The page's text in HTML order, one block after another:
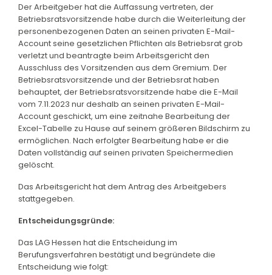
Der Arbeitgeber hat die Auffassung vertreten, der
Betriebsratsvorsitzende habe durch die Weiterleitung der
personenbezogenen Daten an seinen privaten E-Mail-
Account seine gesetzlichen Pflichten als Betriebsrat grob
verletzt und beantragte beim Arbeitsgericht den
Ausschluss des Vorsitzenden aus dem Gremium. Der
Betriebsratsvorsitzende und der Betriebsrat haben
behauptet, der Betriebsratsvorsitzende habe die E-Mail
vom 7.11.2023 nur deshalb an seinen privaten E-Mail-
Account geschickt, um eine zeitnahe Bearbeitung der
Excel-Tabelle zu Hause auf seinem größeren Bildschirm zu
ermöglichen. Nach erfolgter Bearbeitung habe er die
Daten vollständig auf seinen privaten Speichermedien
gelöscht.
Das Arbeitsgericht hat dem Antrag des Arbeitgebers
stattgegeben.
Entscheidungsgründe:
Das LAG Hessen hat die Entscheidung im
Berufungsverfahren bestätigt und begründete die
Entscheidung wie folgt: